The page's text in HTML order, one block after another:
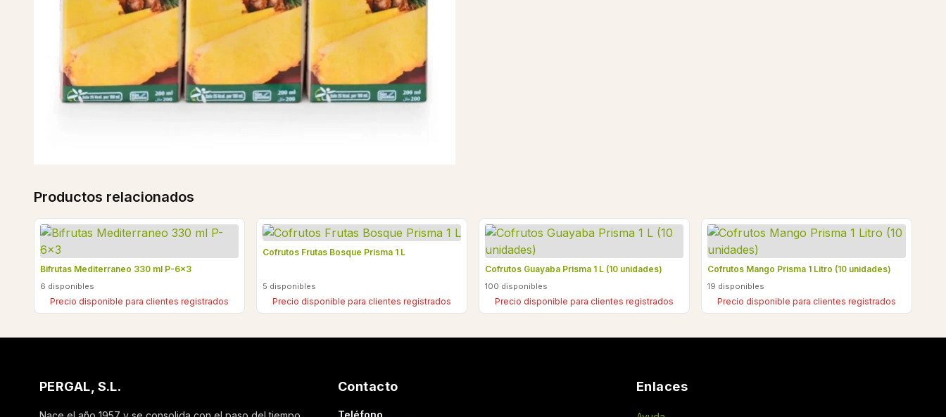
Productos relacionados
Bifrutas Mediterraneo 330 ml P-6x3
6 disponibles
Precio disponible para clientes registrados
Cofrutos Frutas Bosque Prisma 1 L
5 disponibles
Precio disponible para clientes registrados
Cofrutos Guayaba Prisma 1 L (10 unidades)
100 disponibles
Precio disponible para clientes registrados
Cofrutos Mango Prisma 1 Litro (10 unidades)
19 disponibles
Precio disponible para clientes registrados
PERGAL, S.L. Contacto
Teléfono
Enlaces